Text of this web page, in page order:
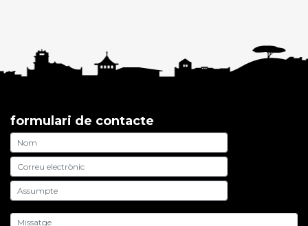
formulari de contacte